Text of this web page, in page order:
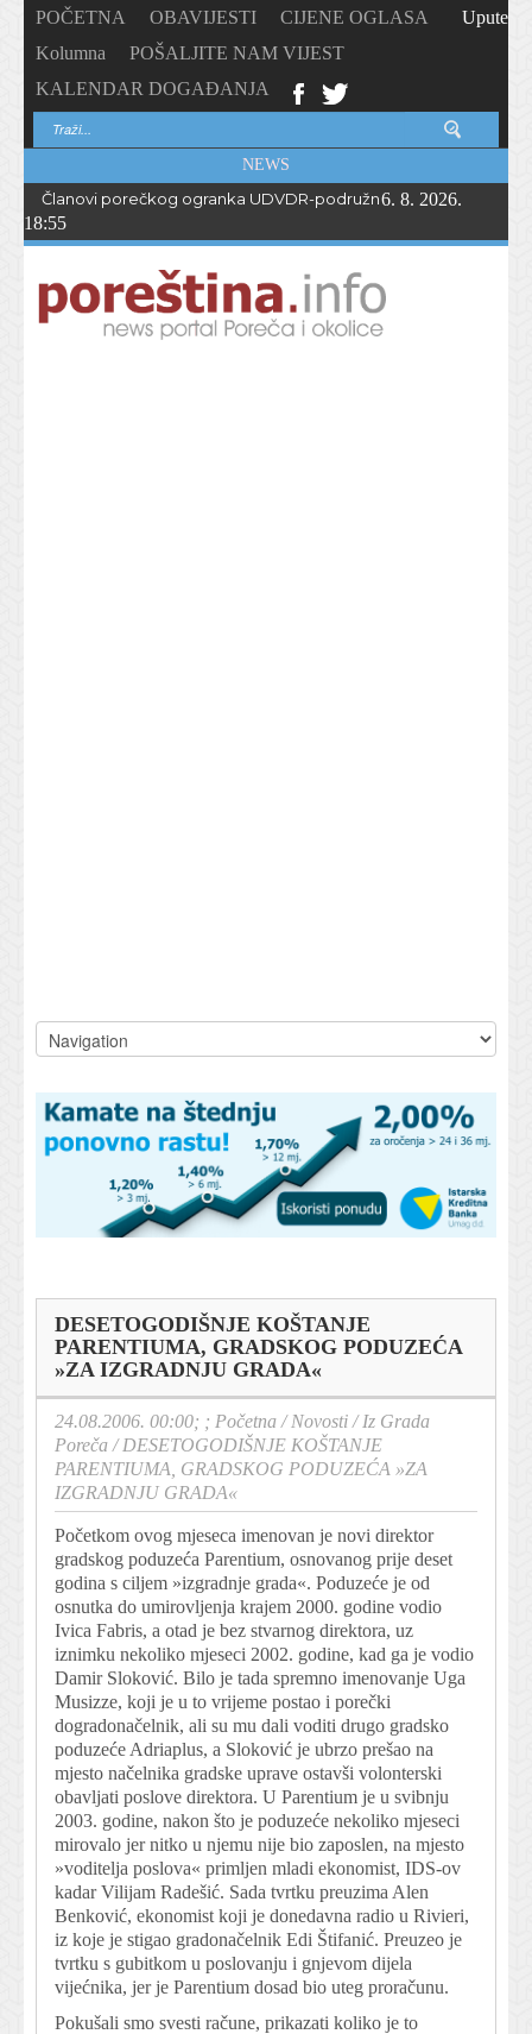
POČETNA OBAVIJESTI
CIJENE OGLASA
Kolumna
POŠALJITE NAM VIJEST
KALENDAR DOGAĐANJA
Upute
NEWS
Članovi porečkog ogranka UDVDR-podružnice Istarske
6. 8. 2026.
18:55
DESETOGODIŠNJE KOŠTANJE
PARENTIUMA, GRADSKOG PODUZEĆA
»ZA IZGRADNJU GRADA«
24.08.2006. 00:00; ; Početna /Novosti /Iz Grada
Poreča /DESETOGODIŠNJE KOŠTANJE
PARENTIUMA, GRADSKOG PODUZEĆA »ZA
IZGRADNJU GRADA«
Početkom ovog mjeseca imenovan je novi direktor
gradskog poduzeća Parentium, osnovanog prije deset
godina s ciljem »izgradnje grada«. Poduzeće je od
osnutka do umirovljenja krajem 2000. godine vodio
Ivica Fabris, a otad je bez stvarnog direktora, uz
iznimku nekoliko mjeseci 2002. godine, kad ga je vodio
Damir Sloković. Bilo je tada spremno imenovanje Uga
Musizze, koji je u to vrijeme postao i porečki
dogradonačelnik, ali su mu dali voditi drugo gradsko
poduzeće Adriaplus, a Sloković je ubrzo prešao na
mjesto načelnika gradske uprave ostavši volonterski
obavljati poslove direktora. U Parentium je u svibnju
2003. godine, nakon što je poduzeće nekoliko mjeseci
mirovalo jer nitko u njemu nije bio zaposlen, na mjesto
»voditelja poslova« primljen mladi ekonomist, IDS-ov
kadar Vilijam Radešić. Sada tvrtku preuzima Alen
Benković, ekonomist koji je donedavna radio u Rivieri,
iz koje je stigao gradonačelnik Edi Štifanić. Preuzeo je
tvrtku s gubitkom u poslovanju i gnjevom dijela
vijećnika, jer je Parentium dosad bio uteg proračunu.
Pokušali smo svesti račune, prikazati koliko je to